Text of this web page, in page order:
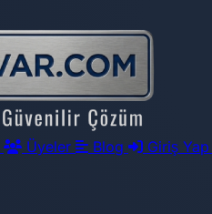
Üyeler Blog Giriş Yap